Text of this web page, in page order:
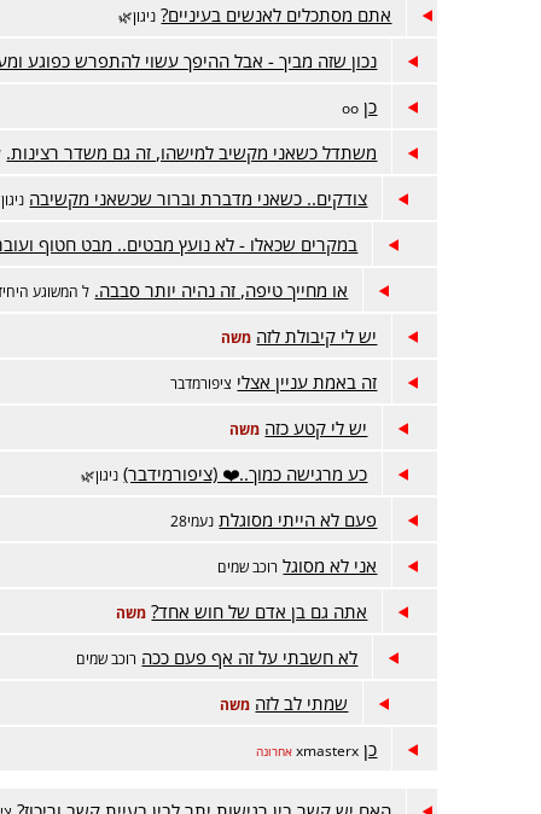
אתם מסתכלים לאנשים בעיניים? ניגון🌿
נכון שזה מביך - אבל ההיפך עשוי להתפרש כפוגע
כן oo
משתדל כשאני מקשיב למישהו, זה גם משדר רצינות.
צודקים.. כשאני מדברת וברור שכשאני מקשיבה
במקרים שכאלו - לא נועץ מבטים.. מבט חטוף
או מחייך טיפה, זה נהיה יותר סבבה. ל המשוגע
יש לי קיבולת לזה משה
זה באמת עניין אצלי ציפורמדבר
יש לי קטע כזה משה
כע מרגישה כמוך..❤️ (ציפורמידבר) ניגון🌿
פעם לא הייתי מסוגלת נעמי28
אני לא מסוגל רוכב שמים
אתה גם בן אדם של חוש אחד? משה
לא חשבתי על זה אף פעם ככה רוכב שמים
שמתי לב לזה משה
כן xmasterx אחרונה